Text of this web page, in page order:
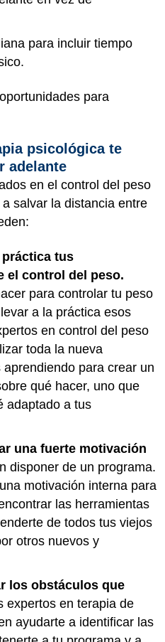
para incluir tiempo
para
psicológica te
adelante
en el control del peso
salvar la distancia entre
práctica tus
el control del peso.
para controlar tu peso
a la práctica esos
en control del peso
toda la nueva
para crear un
qué hacer, uno que
adaptado a tus
una fuerte motivación
disponer de un programa.
motivación interna para
las herramientas
de todos tus viejos
otros nuevos y
los obstáculos que
expertos en terapia de
ayudarte a identificar las